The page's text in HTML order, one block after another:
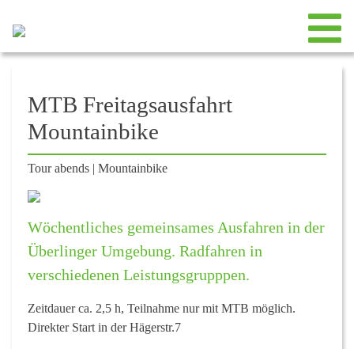
MTB Freitagsausfahrt
Mountainbike
Tour abends | Mountainbike
Wöchentliches gemeinsames Ausfahren in der
Überlinger Umgebung. Radfahren in
verschiedenen Leistungsgrupppen.
Zeitdauer ca. 2,5 h, Teilnahme nur mit MTB möglich.
Direkter Start in der Hägerstr.7